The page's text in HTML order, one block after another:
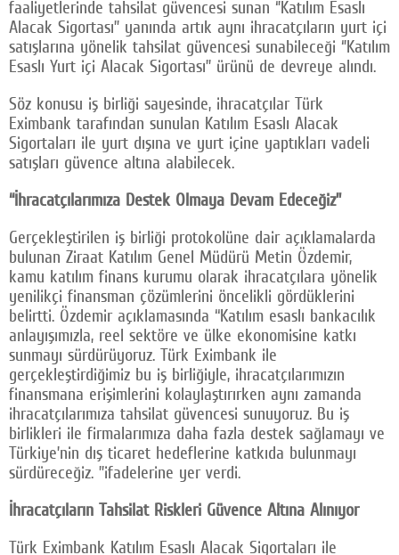
faaliyetlerinde tahsilat güvencesi sunan ‘’Katılım Esaslı
Alacak Sigortası” yanında artık aynı ihracatçıların yurt içi
satışlarına yönelik tahsilat güvencesi sunabileceği ‘’Katılım
Esaslı Yurt içi Alacak Sigortası’’ ürünü de devreye alındı.
Söz konusu iş birliği sayesinde, ihracatçılar Türk
Eximbank tarafından sunulan Katılım Esaslı Alacak
Sigortaları ile yurt dışına ve yurt içine yaptıkları vadeli
satışları güvence altına alabilecek.
“İhracatçılarımıza Destek Olmaya Devam Edeceğiz”
Gerçekleştirilen iş birliği protokolüne dair açıklamalarda
bulunan Ziraat Katılım Genel Müdürü Metin Özdemir,
kamu katılım finans kurumu olarak ihracatçılara yönelik
yenilikçi finansman çözümlerini öncelikli gördüklerini
belirtti. Özdemir açıklamasında “Katılım esaslı bankacılık
anlayışımızla, reel sektöre ve ülke ekonomisine katkı
sunmayı sürdürüyoruz. Türk Eximbank ile
gerçekleştirdiğimiz bu iş birliğiyle, ihracatçılarımızın
finansmana erişimlerini kolaylaştırırken aynı zamanda
ihracatçılarımıza tahsilat güvencesi sunuyoruz. Bu iş
birlikleri ile firmalarımıza daha fazla destek sağlamayı ve
Türkiye’nin dış ticaret hedeflerine katkıda bulunmayı
sürdüreceğiz. ”ifadelerine yer verdi.
İhracatçıların Tahsilat Riskleri Güvence Altına Alınıyor
Türk Eximbank Katılım Esaslı Alacak Sigortaları ile